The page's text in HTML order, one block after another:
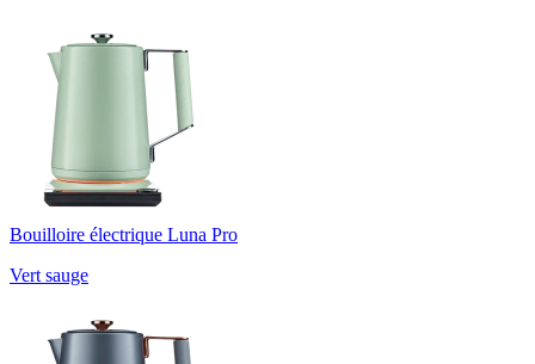
Bouilloire électrique Luna Pro
Vert sauge